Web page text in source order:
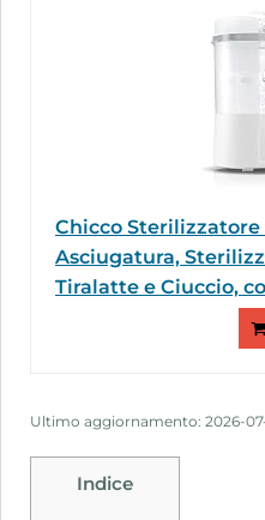
Chicco
Asciugatura,
Tiralatte e Ciuccio,
Ultimo aggiornamento: 2026-
Indice